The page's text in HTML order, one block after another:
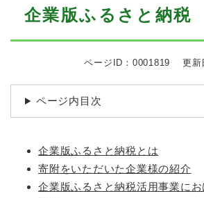
企業版ふるさと納税
ページID：0001819 更新
ページ内目次
企業版ふるさと納税とは
寄附をいただいた企業様の紹介
企業版ふるさと納税活用事業に